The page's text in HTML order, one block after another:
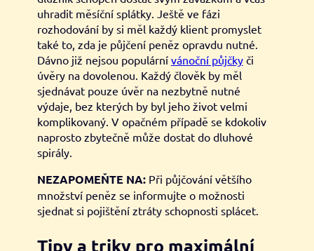
uhradit měsíční splátky. Ještě ve fázi
rozhodování by si měl každý klient promyslet
také to, zda je půjčení peněz opravdu nutné.
Dávno již nejsou populární vánoční půjčkyči
úvěry na dovolenou. Každý člověk by měl
sjednávat pouze úvěr na nezbytně nutné
výdaje, bez kterých by byl jeho život velmi
komplikovaný. V opačném případě se kdokoliv
naprosto zbytečně může dostat do dluhové
spirály.
NEZAPOMEŇTE NA:Při půjčování většího
množství peněz se informujte o možnosti
sjednat si pojištění ztráty schopnosti splácet.
Tipy a triky pro maximální